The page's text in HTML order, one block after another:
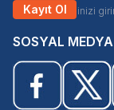
Kayıt Ol
SOSYAL MEDYA